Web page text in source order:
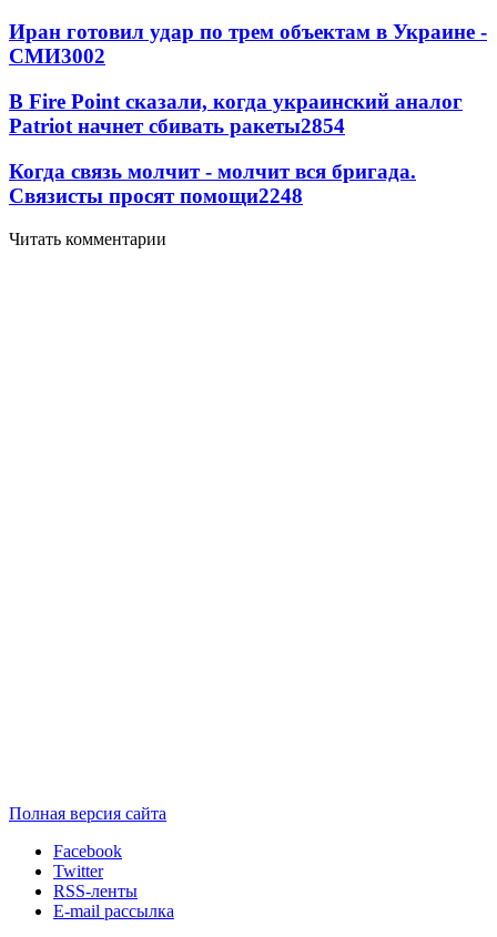
Иран готовил удар по трем объектам в Украине -
СМИ3002
В Fire Point сказали, когда украинский аналог
Patriot начнет сбивать ракеты2854
Когда связь молчит - молчит вся бригада.
Связисты просят помощи2248
Читать комментарии
Полная версия сайта
Facebook
Twitter
RSS-ленты
E-mail рассылка